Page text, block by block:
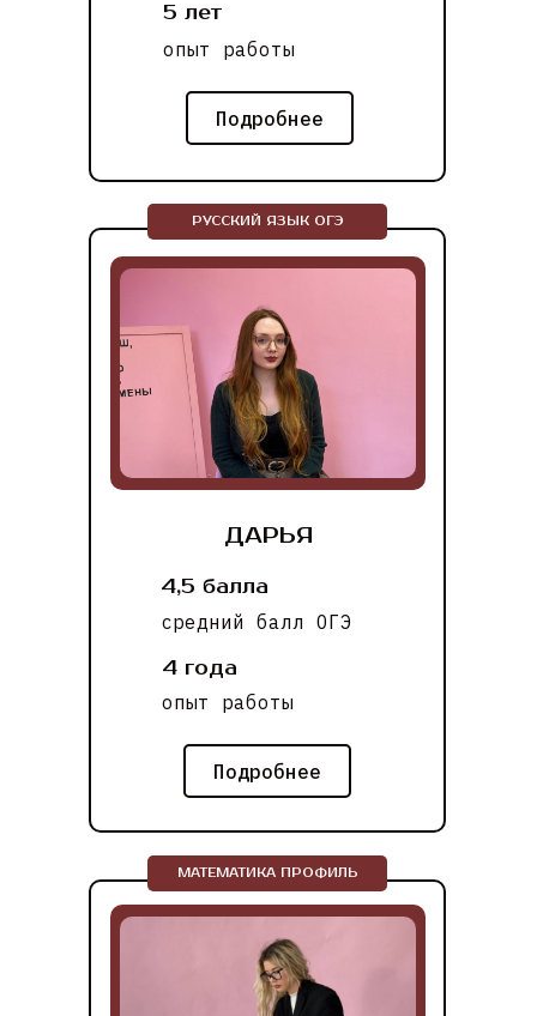
Подробнее
5 лет
опыт работы
Подробнее
4,5 балла
средний балл ОГЭ
4 года
опыт работы
ДАРЬЯ
РУССКИЙ ЯЗЫК ОГЭ
МАТЕМАТИКА ПРОФИЛЬ